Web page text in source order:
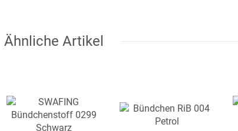
Ähnliche Artikel